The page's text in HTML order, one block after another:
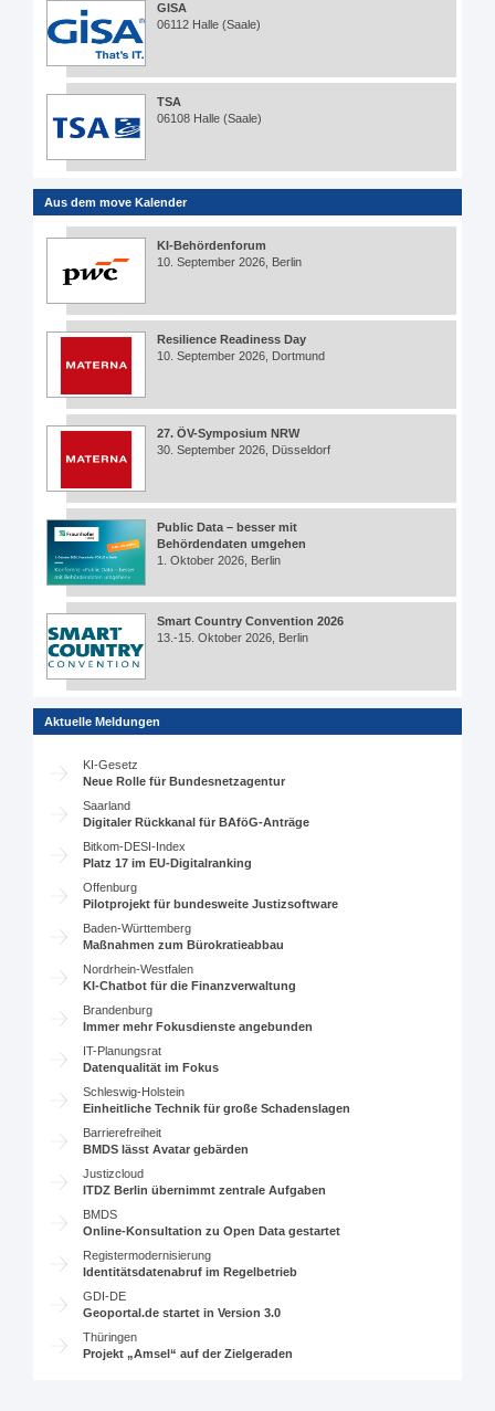
GISA
06112 Halle (Saale)
TSA
06108 Halle (Saale)
Aus dem move Kalender
KI-Behördenforum
10. September 2026, Berlin
Resilience Readiness Day
10. September 2026, Dortmund
27. ÖV-Symposium NRW
30. September 2026, Düsseldorf
Public Data – besser mit
Behördendaten umgehen
1. Oktober 2026, Berlin
Smart Country Convention 2026
13.-15. Oktober 2026, Berlin
Aktuelle Meldungen
KI-Gesetz
Neue Rolle für Bundesnetzagentur
Saarland
Digitaler Rückkanal für BAföG-Anträge
Bitkom-DESI-Index
Platz 17 im EU-Digitalranking
Offenburg
Pilotprojekt für bundesweite Justizsoftware
Baden-Württemberg
Maßnahmen zum Bürokratieabbau
Nordrhein-Westfalen
KI-Chatbot für die Finanzverwaltung
Brandenburg
Immer mehr Fokusdienste angebunden
IT-Planungsrat
Datenqualität im Fokus
Schleswig-Holstein
Einheitliche Technik für große Schadenslagen
Barrierefreiheit
BMDS lässt Avatar gebärden
Justizcloud
ITDZ Berlin übernimmt zentrale Aufgaben
BMDS
Online-Konsultation zu Open Data gestartet
Registermodernisierung
Identitätsdatenabruf im Regelbetrieb
GDI-DE
Geoportal.de startet in Version 3.0
Thüringen
Projekt „Amsel“ auf der Zielgeraden